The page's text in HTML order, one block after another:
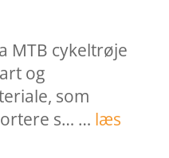
MTB cykeltrøje
og
som
s… … læs